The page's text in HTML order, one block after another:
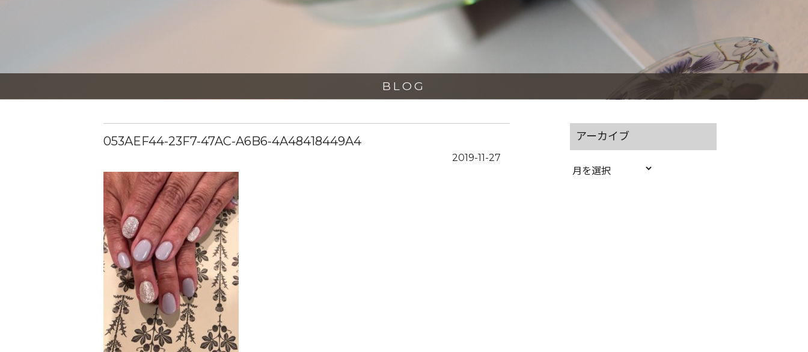
BLOG
053AEF44-23F7-47AC-A6B6-4A48418449A4
2019-11-27
アーカイブ
ア